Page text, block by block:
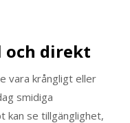
och direkt
vara krångligt eller
smidiga
kan se tillgänglighet,